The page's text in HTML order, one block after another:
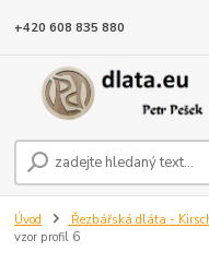
+420 608 835 880
Úvod Řezbářská dláta -
vzor profil 6